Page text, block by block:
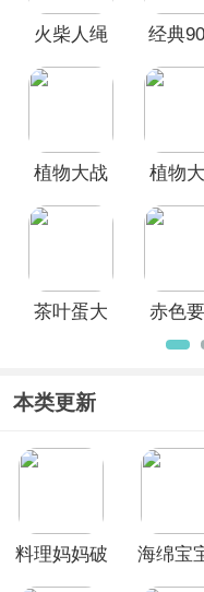
火柴人绳
方正版
Hero)
经典
植物大战
手机版
植物
版手机
茶叶蛋大
赤色
单机
本类更新
料理妈妈破
海绵宝